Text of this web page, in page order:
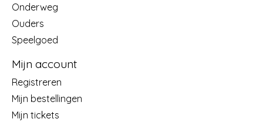
Onderweg
Ouders
Speelgoed
Mijn account
Registreren
Mijn bestellingen
Mijn tickets